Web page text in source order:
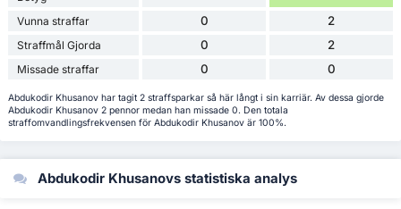
Vunna straffar 0 2
Straffmål Gjorda 0 2
Missade straffar 0 0
Abdukodir Khusanov har tagit 2 straffsparkar så här långt i sin karriär. Av dessa gjorde
Abdukodir Khusanov 2 pennor medan han missade 0. Den totala
straffomvandlingsfrekvensen för Abdukodir Khusanov är 100%.
Abdukodir Khusanovs statistiska analys